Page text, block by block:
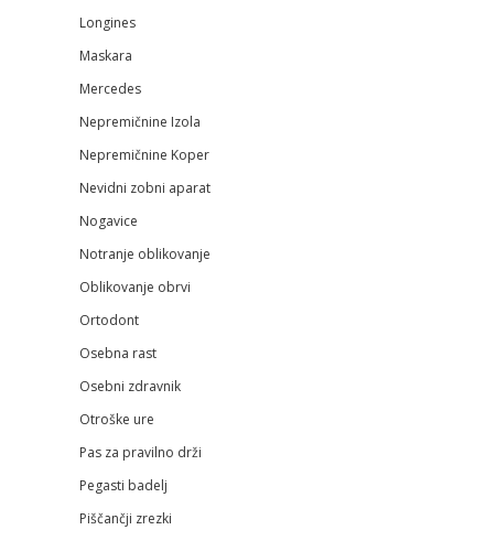
Longines
Maskara
Mercedes
Nepremičnine Izola
Nepremičnine Koper
Nevidni zobni aparat
Nogavice
Notranje oblikovanje
Oblikovanje obrvi
Ortodont
Osebna rast
Osebni zdravnik
Otroške ure
Pas za pravilno drži
Pegasti badelj
Piščančji zrezki